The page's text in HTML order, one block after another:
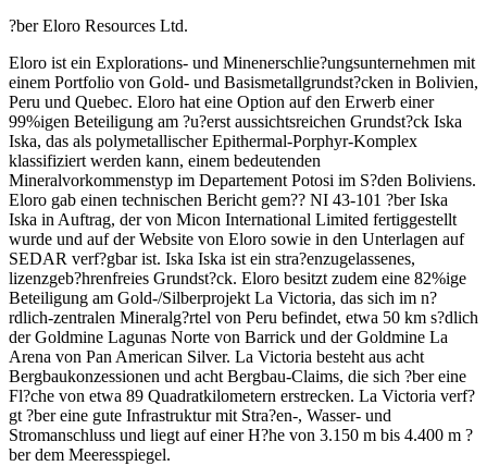
?ber Eloro Resources Ltd.
Eloro ist ein Explorations- und Minenerschlie?ungsunternehmen mit
einem Portfolio von Gold- und Basismetallgrundst?cken in Bolivien,
Peru und Quebec. Eloro hat eine Option auf den Erwerb einer
99%igen Beteiligung am ?u?erst aussichtsreichen Grundst?ck Iska
Iska, das als polymetallischer Epithermal-Porphyr-Komplex
klassifiziert werden kann, einem bedeutenden
Mineralvorkommenstyp im Departement Potosi im S?den Boliviens.
Eloro gab einen technischen Bericht gem?? NI 43-101 ?ber Iska
Iska in Auftrag, der von Micon International Limited fertiggestellt
wurde und auf der Website von Eloro sowie in den Unterlagen auf
SEDAR verf?gbar ist. Iska Iska ist ein stra?enzugelassenes,
lizenzgeb?hrenfreies Grundst?ck. Eloro besitzt zudem eine 82%ige
Beteiligung am Gold-/Silberprojekt La Victoria, das sich im n?
rdlich-zentralen Mineralg?rtel von Peru befindet, etwa 50 km s?dlich
der Goldmine Lagunas Norte von Barrick und der Goldmine La
Arena von Pan American Silver. La Victoria besteht aus acht
Bergbaukonzessionen und acht Bergbau-Claims, die sich ?ber eine
Fl?che von etwa 89 Quadratkilometern erstrecken. La Victoria verf?
gt ?ber eine gute Infrastruktur mit Stra?en-, Wasser- und
Stromanschluss und liegt auf einer H?he von 3.150 m bis 4.400 m ?
ber dem Meeresspiegel.